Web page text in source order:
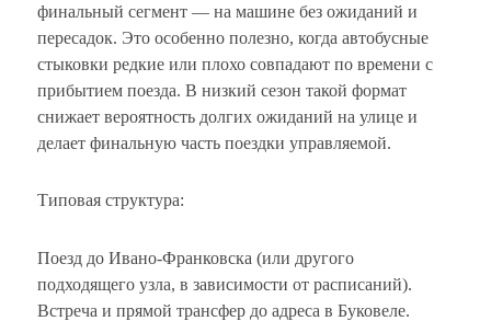
финальный сегмент — на машине без ожиданий и
пересадок. Это особенно полезно, когда автобусные
стыковки редкие или плохо совпадают по времени с
прибытием поезда. В низкий сезон такой формат
снижает вероятность долгих ожиданий на улице и
делает финальную часть поездки управляемой.
Типовая структура:
Поезд до Ивано-Франковска (или другого
подходящего узла, в зависимости от расписаний).
Встреча и прямой трансфер до адреса в Буковеле.